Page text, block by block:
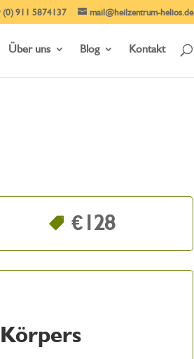
911 5874137 mail@heilzentrum-helios.de
Über uns Blog Kontakt
€128